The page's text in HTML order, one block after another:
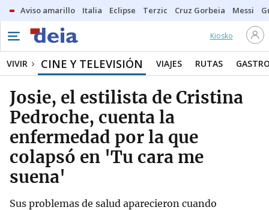
Aviso amarillo Italia Eclipse Terzic Cruz Gorbeia Messi
Kiosko
VIVIR CINE Y TELEVISIÓN VIAJES RUTAS
Josie, el estilista de Cristina
Pedroche, cuenta la
enfermedad por la que
colapsó en 'Tu cara me
suena'
Sus problemas de salud aparecieron cuando